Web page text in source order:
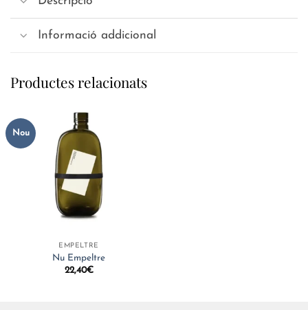
Informació addicional
Productes relacionats
Nou
EMPELTRE
Nu Empeltre
22,40€